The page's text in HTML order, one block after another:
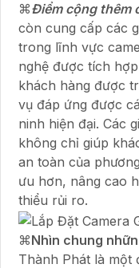
⌘Điểm cộng thêm
còn cung cấp các
trong lĩnh vực
nghệ được tích
khách hàng được
vụ đáp ứng được
ninh hiện đại. Các
không chỉ giúp
an toàn của
ưu hơn, nâng cao
thiểu rủi ro.
⌘Nhìn chung
Thành Phát là một